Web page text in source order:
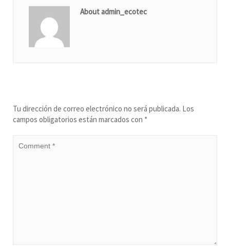
About admin_ecotec
Tu dirección de correo electrónico no será publicada. Los
campos obligatorios están marcados con *